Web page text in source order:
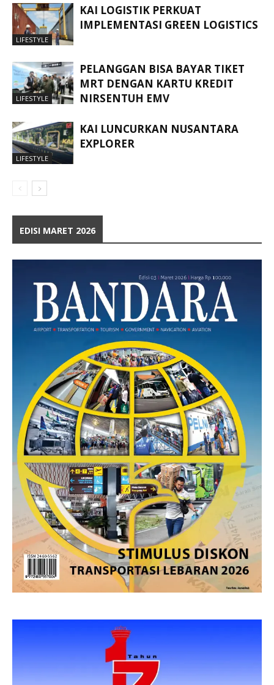
LIFESTYLE
KAI LOGISTIK PERKUAT
IMPLEMENTASI GREEN LOGISTICS
LIFESTYLE
PELANGGAN BISA BAYAR TIKET
MRT DENGAN KARTU KREDIT
NIRSENTUH EMV
LIFESTYLE
KAI LUNCURKAN NUSANTARA
EXPLORER
EDISI MARET 2026